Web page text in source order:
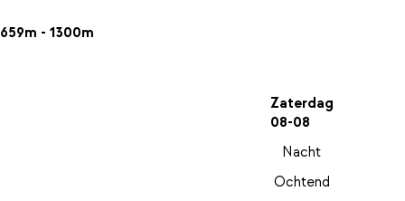
659m - 1300m
Zaterdag
08-08
Nacht
Ochtend